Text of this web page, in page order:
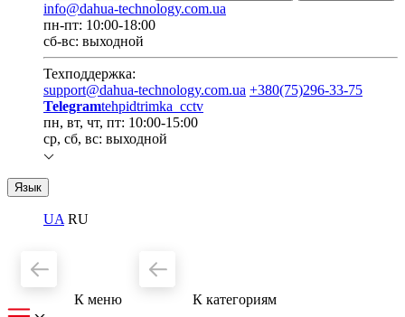
info@dahua-technology.com.ua
пн-пт: 10:00-18:00
сб-вс: выходной
Техподдержка:
support@dahua-technology.com.ua +380(75)296-33-75
Telegramtehpidtrimka_cctv
пн, вт, чт, пт: 10:00-15:00
ср, сб, вс: выходной
Язык
UA RU
К меню К категориям